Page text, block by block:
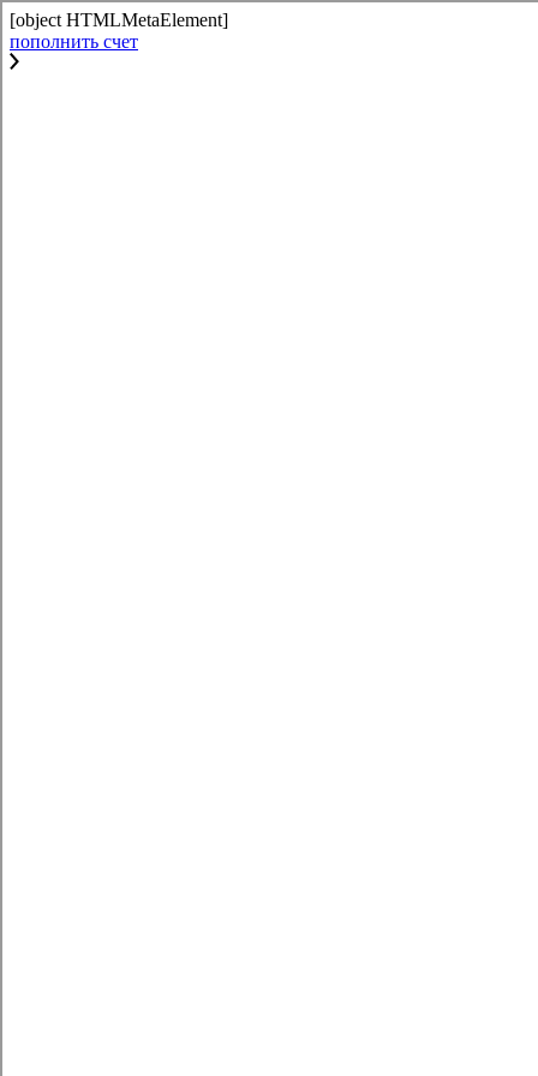
[object HTMLMetaElement]
пополнить счет